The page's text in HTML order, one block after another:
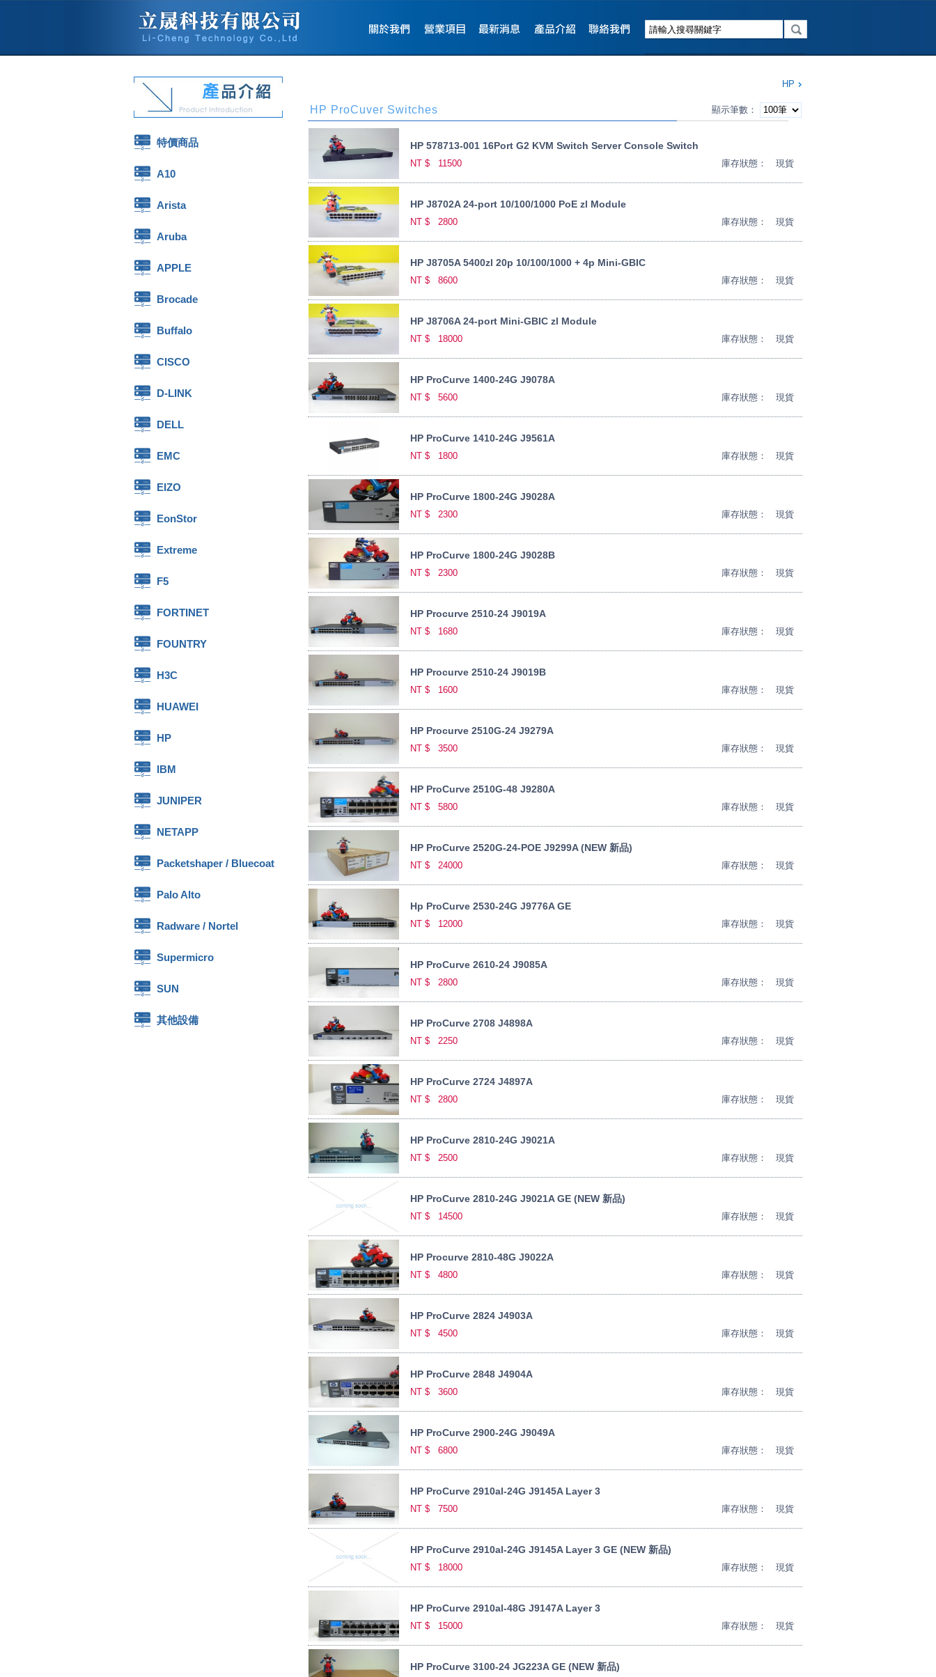
特價商品
A10
Arista
Aruba
APPLE
Brocade
Buffalo
CISCO
D-LINK
DELL
EMC
EIZO
EonStor
Extreme
F5
FORTINET
FOUNTRY
H3C
HUAWEI
HP
IBM
JUNIPER
NETAPP
Packetshaper / Bluecoat
Palo Alto
Radware / Nortel
Supermicro
SUN
其他設備
HP
HP ProCuver Switches 顯示筆數：
HP 578713-001 16Port G2 KVM Switch Server Console Switch
NT $ 11500 庫存狀態： 現貨
HP J8702A 24-port 10/100/1000 PoE zl Module
NT $ 2800 庫存狀態： 現貨
HP J8705A 5400zl 20p 10/100/1000 + 4p Mini-GBIC
NT $ 8600 庫存狀態： 現貨
HP J8706A 24-port Mini-GBIC zl Module
NT $ 18000 庫存狀態： 現貨
HP ProCurve 1400-24G J9078A
NT $ 5600 庫存狀態： 現貨
HP ProCurve 1410-24G J9561A
NT $ 1800 庫存狀態： 現貨
HP ProCurve 1800-24G J9028A
NT $ 2300 庫存狀態： 現貨
HP ProCurve 1800-24G J9028B
NT $ 2300 庫存狀態： 現貨
HP Procurve 2510-24 J9019A
NT $ 1680 庫存狀態： 現貨
HP Procurve 2510-24 J9019B
NT $ 1600 庫存狀態： 現貨
HP Procurve 2510G-24 J9279A
NT $ 3500 庫存狀態： 現貨
HP ProCurve 2510G-48 J9280A
NT $ 5800 庫存狀態： 現貨
HP ProCurve 2520G-24-POE J9299A (NEW 新品)
NT $ 24000 庫存狀態： 現貨
Hp ProCurve 2530-24G J9776A GE
NT $ 12000 庫存狀態： 現貨
HP ProCurve 2610-24 J9085A
NT $ 2800 庫存狀態： 現貨
HP ProCurve 2708 J4898A
NT $ 2250 庫存狀態： 現貨
HP ProCurve 2724 J4897A
NT $ 2800 庫存狀態： 現貨
HP ProCurve 2810-24G J9021A
NT $ 2500 庫存狀態： 現貨
HP ProCurve 2810-24G J9021A GE (NEW 新品)
NT $ 14500 庫存狀態： 現貨
HP Procurve 2810-48G J9022A
NT $ 4800 庫存狀態： 現貨
HP ProCurve 2824 J4903A
NT $ 4500 庫存狀態： 現貨
HP ProCurve 2848 J4904A
NT $ 3600 庫存狀態： 現貨
HP ProCurve 2900-24G J9049A
NT $ 6800 庫存狀態： 現貨
HP ProCurve 2910al-24G J9145A Layer 3
NT $ 7500 庫存狀態： 現貨
HP ProCurve 2910al-24G J9145A Layer 3 GE (NEW 新品)
NT $ 18000 庫存狀態： 現貨
HP ProCurve 2910al-48G J9147A Layer 3
NT $ 15000 庫存狀態： 現貨
HP ProCurve 3100-24 JG223A GE (NEW 新品)